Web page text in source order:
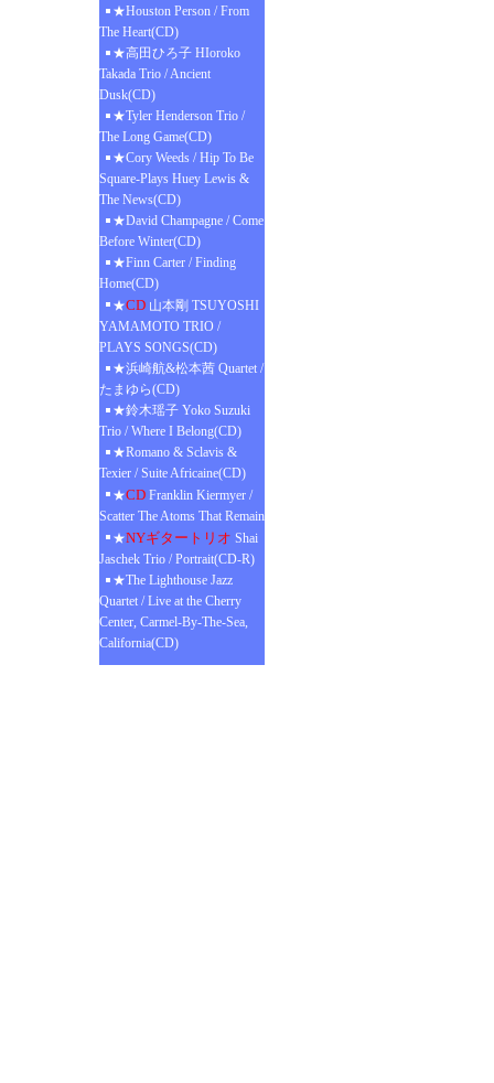
★Houston Person / From
The Heart(CD)
★高田ひろ子 HIoroko
Takada Trio / Ancient
Dusk(CD)
★Tyler Henderson Trio /
The Long Game(CD)
★Cory Weeds / Hip To Be
Square-Plays Huey Lewis &
The News(CD)
★David Champagne / Come
Before Winter(CD)
★Finn Carter / Finding
Home(CD)
★CD 山本剛 TSUYOSHI
YAMAMOTO TRIO /
PLAYS SONGS(CD)
★浜崎航&松本茜 Quartet /
たまゆら(CD)
★鈴木瑶子 Yoko Suzuki
Trio / Where I Belong(CD)
★Romano & Sclavis &
Texier / Suite Africaine(CD)
★CD Franklin Kiermyer /
Scatter The Atoms That Remain
★NYギタートリオ Shai
Jaschek Trio / Portrait(CD-R)
★The Lighthouse Jazz
Quartet / Live at the Cherry
Center, Carmel-By-The-Sea,
California(CD)